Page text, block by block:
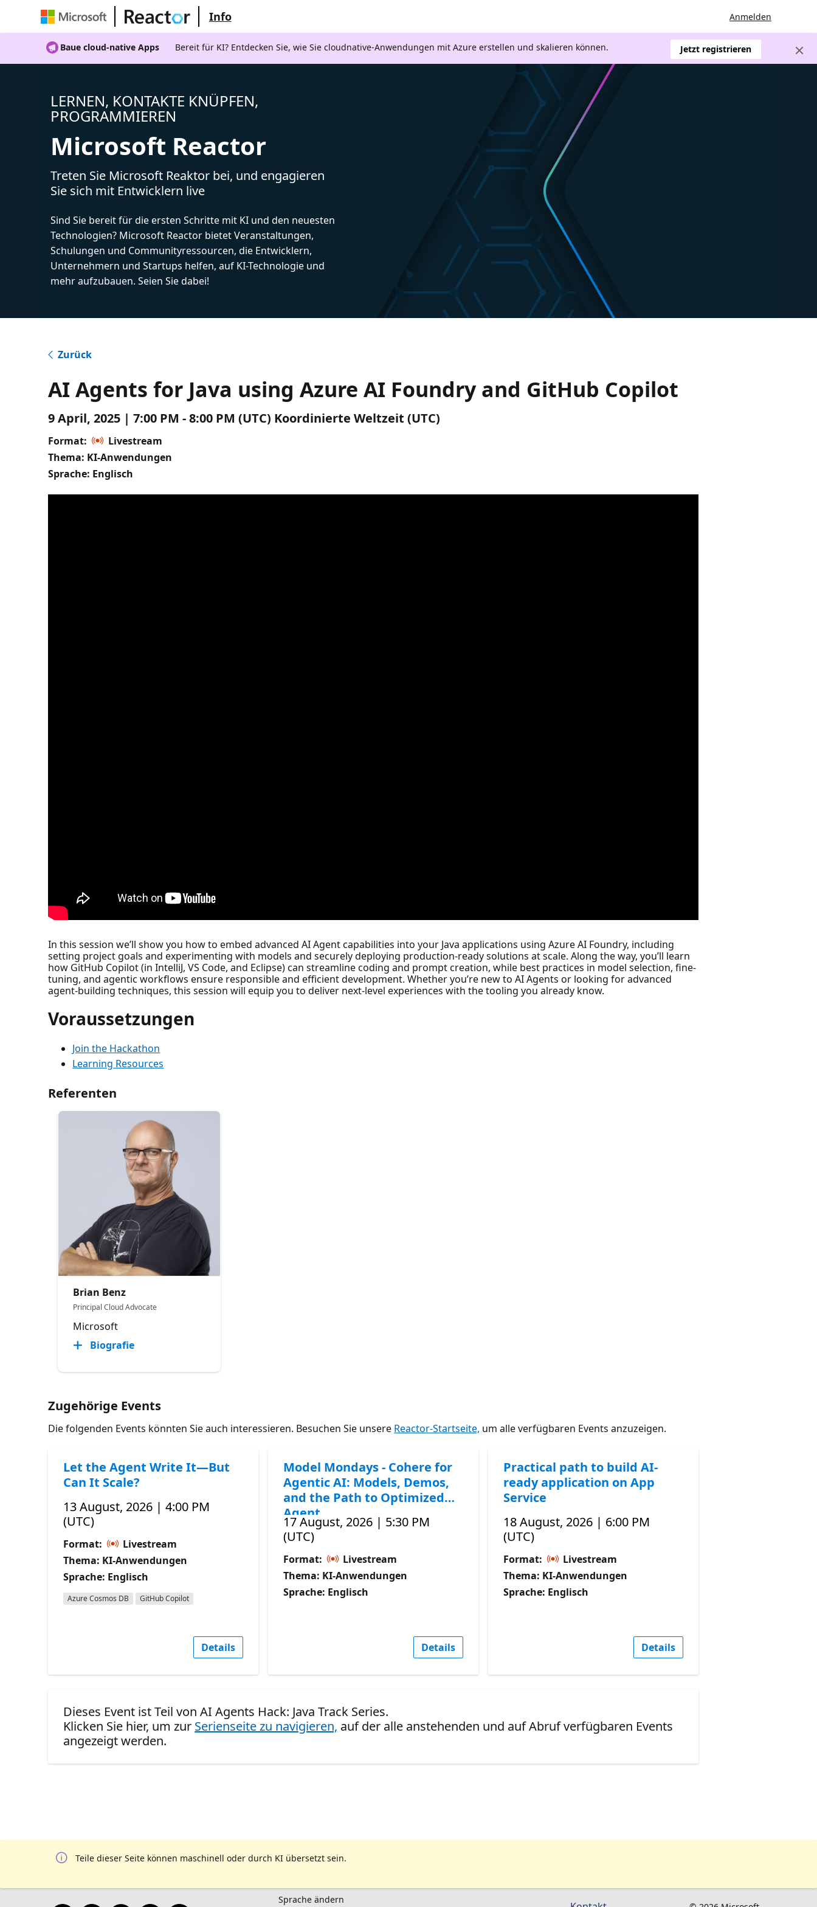
Info Anmelden
Baue cloud-native Apps Bereit für KI? Entdecken Sie, wie Sie cloudnative-Anwendungen mit Azure erstellen und skalieren können. Jetzt registrieren
LERNEN, KONTAKTE KNÜPFEN,
PROGRAMMIEREN
Microsoft Reactor
Treten Sie Microsoft Reaktor bei, und engagieren
Sie sich mit Entwicklern live
Sind Sie bereit für die ersten Schritte mit KI und den neuesten
Technologien? Microsoft Reactor bietet Veranstaltungen,
Schulungen und Communityressourcen, die Entwicklern,
Unternehmern und Startups helfen, auf KI-Technologie und
mehr aufzubauen. Seien Sie dabei!
Zurück
AI Agents for Java using Azure AI Foundry and GitHub Copilot
9 April, 2025 | 7:00 PM - 8:00 PM (UTC) Koordinierte Weltzeit (UTC)
Format:
Livestream
Thema: KI-Anwendungen
Sprache: Englisch
In this session we’ll show you how to embed advanced AI Agent capabilities into your Java applications using Azure AI Foundry, including
setting project goals and experimenting with models and securely deploying production-ready solutions at scale. Along the way, you’ll learn
how GitHub Copilot (in IntelliJ, VS Code, and Eclipse) can streamline coding and prompt creation, while best practices in model selection, fine-
tuning, and agentic workflows ensure responsible and efficient development. Whether you’re new to AI Agents or looking for advanced
agent-building techniques, this session will equip you to deliver next-level experiences with the tooling you already know.
Voraussetzungen
Join the Hackathon
Learning Resources
Referenten
Brian Benz
Principal Cloud Advocate
Microsoft
Biografie
Zugehörige Events
Die folgenden Events könnten Sie auch interessieren. Besuchen Sie unsere Reactor-Startseite, um alle verfügbaren Events anzuzeigen.
Let the Agent Write It—But
Can It Scale?
13 August, 2026 | 4:00 PM
(UTC)
Format:
Livestream
Thema: KI-Anwendungen
Sprache: Englisch
Azure Cosmos DB GitHub Copilot
Details
Model Mondays - Cohere for
Agentic AI: Models, Demos,
and the Path to Optimized
Agent
17 August, 2026 | 5:30 PM
(UTC)
Format:
Livestream
Thema: KI-Anwendungen
Sprache: Englisch
Details
Practical path to build AI-
ready application on App
Service
18 August, 2026 | 6:00 PM
(UTC)
Format:
Livestream
Thema: KI-Anwendungen
Sprache: Englisch
Details
Dieses Event ist Teil von AI Agents Hack: Java Track Series.
Klicken Sie hier, um zur Serienseite zu navigieren, auf der alle anstehenden und auf Abruf verfügbaren Events
angezeigt werden.
Teile dieser Seite können maschinell oder durch KI übersetzt sein.
Sprache ändern